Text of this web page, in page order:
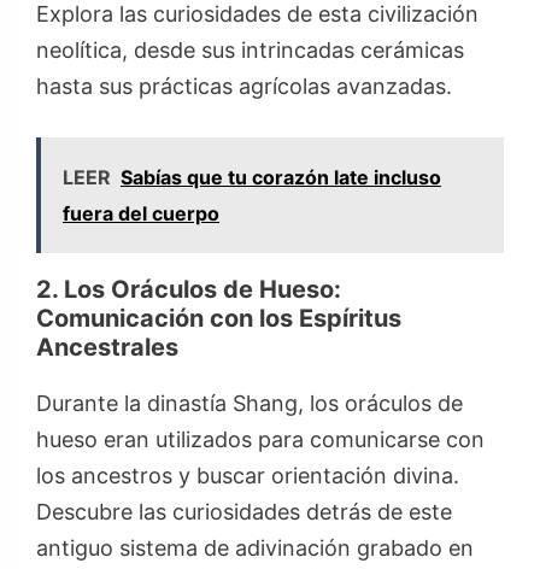
Explora las curiosidades de esta civilización
neolítica, desde sus intrincadas cerámicas
hasta sus prácticas agrícolas avanzadas.
LEER Sabías que tu corazón late incluso
fuera del cuerpo
2. Los Oráculos de Hueso:
Comunicación con los Espíritus
Ancestrales
Durante la dinastía Shang, los oráculos de
hueso eran utilizados para comunicarse con
los ancestros y buscar orientación divina.
Descubre las curiosidades detrás de este
antiguo sistema de adivinación grabado en